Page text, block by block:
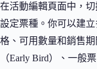
在活動編輯頁面中，
設定票種。你可以建
格、可用數量和銷售
（Early Bird）、一般